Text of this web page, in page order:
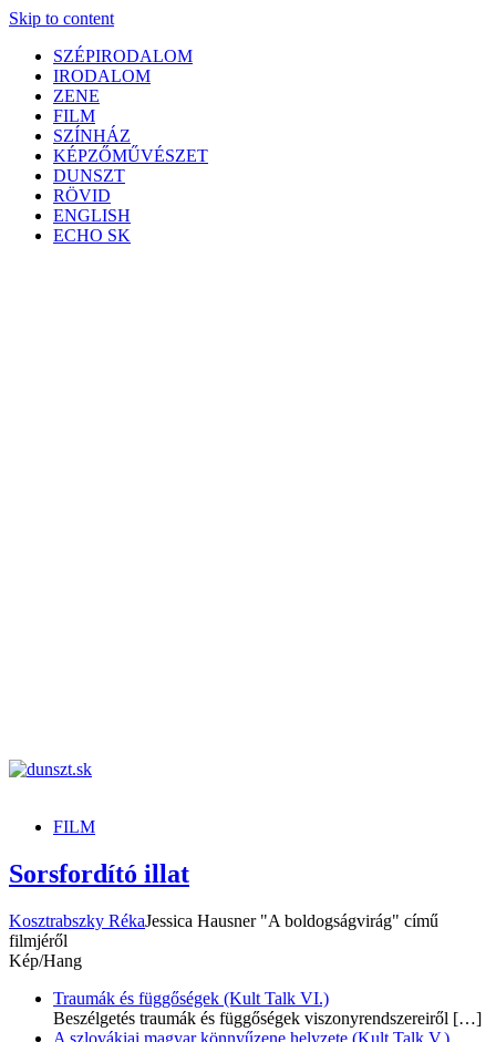
Skip to content
SZÉPIRODALOM
IRODALOM
ZENE
FILM
SZÍNHÁZ
KÉPZŐMŰVÉSZET
DUNSZT
RÖVID
ENGLISH
ECHO SK
FILM
Sorsfordító illat
Kosztrabszky RékaJessica Hausner "A boldogságvirág" című
filmjéről
Kép/Hang
Traumák és függőségek (Kult Talk VI.)
Beszélgetés traumák és függőségek viszonyrendszereiről […]
A szlovákiai magyar könnyűzene helyzete (Kult Talk V.)